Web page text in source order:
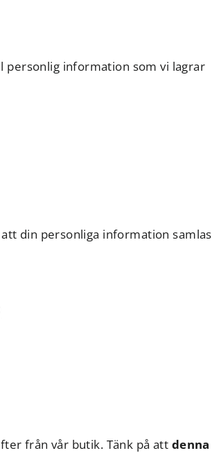
personlig information som vi lagrar
din personliga information samlas
från vår butik. Tänk på att denna